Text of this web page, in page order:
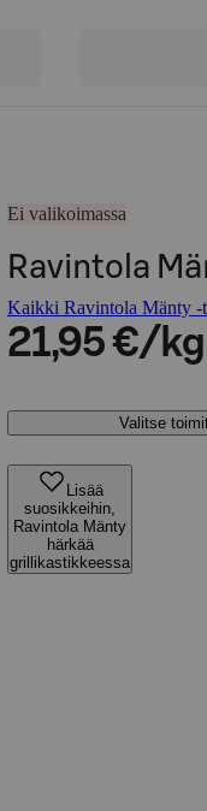
Ei valikoimassa
Ravintola
Kaikki Ravintola Mänty -
21,95 €/kg
Valitse
Lisää
suosikkeihin,
Ravintola Mänty
härkää
grillikastikkeessa